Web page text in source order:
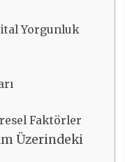
Yorgunluk
Faktörler
Üzerindeki